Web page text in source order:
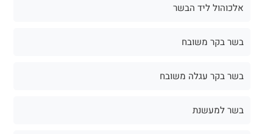
אלכוהול ליד הבשר
בשר בקר משובח
בשר בקר עגלה משובח
בשר למעשנת